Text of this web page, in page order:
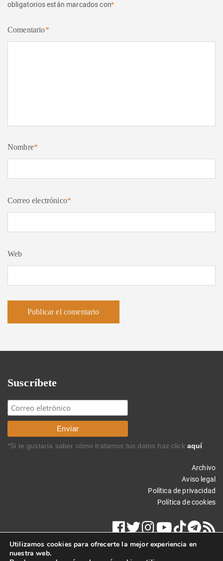
obligatorios están marcados con*
Comentario*
Nombre*
Correo electrónico*
Web
Suscríbete
*Si te gustaría saber cómo tratamos tus datos haz click aquí
Archivo
Aviso legal
Política de privacidad
Política de cookies
Utilizamos cookies para ofrecerte la mejor experiencia en
nuestra web.